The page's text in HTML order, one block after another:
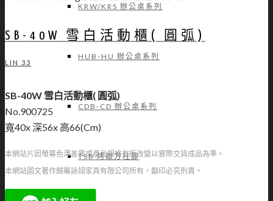
KRW/KRS 辦公桌系列
HUB-HU 辦公桌系列
CDB-CD 辦公桌系列
TSB 烤銀方柱腳
SB-40W 雪白活動櫃( 圓弧)
LIN 33
SB-40W 雪白活動櫃( 圓弧)
No.900725
寬40x 深56x 高66(Cm)
本網站片因螢幕色澤差異或產品規格有所改變以實際交貨成品為準。
本網站圖文著作歸屬詠翊家具有限公司所有，翻印必究刑責。